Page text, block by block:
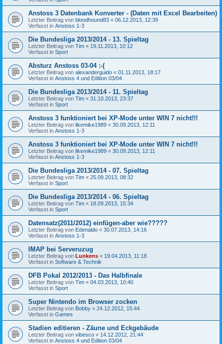
Anstoss 3 Datenbank Konverter - (Daten mit Excel Bearbeiten)
Letzter Beitrag von bloodhound83 « 06.12.2013, 12:39
Verfasst in Anstoss 1-3
Die Bundesliga 2013/2014 - 13. Spieltag
Letzter Beitrag von Tim « 19.11.2013, 10:12
Verfasst in Sport
Absturz Anstoss 03-04 :-(
Letzter Beitrag von alexanderguido « 01.11.2013, 18:17
Verfasst in Anstoss 4 und Edition 03/04
Die Bundesliga 2013/2014 - 11. Spieltag
Letzter Beitrag von Tim « 31.10.2013, 23:37
Verfasst in Sport
Anstoss 3 funktioniert bei XP-Mode unter WIN 7 nicht!!!
Letzter Beitrag von likemike1989 « 30.09.2013, 12:11
Verfasst in Anstoss 1-3
Anstoss 3 funktioniert bei XP-Mode unter WIN 7 nicht!!!
Letzter Beitrag von likemike1989 « 30.09.2013, 12:11
Verfasst in Anstoss 1-3
Die Bundesliga 2013/2014 - 07. Spieltag
Letzter Beitrag von Tim « 25.09.2013, 08:32
Verfasst in Sport
Die Bundesliga 2013/2014 - 06. Spieltag
Letzter Beitrag von Tim « 18.09.2013, 15:34
Verfasst in Sport
Datensatz(2011/2012) einfügen-aber wie?????
Letzter Beitrag von Edenaldo « 30.07.2013, 14:16
Verfasst in Anstoss 1-3
IMAP bei Serveruzug
Letzter Beitrag von Lunkens « 19.04.2013, 11:18
Verfasst in Software & Technik
DFB Pokal 2012/2013 - Das Halbfinale
Letzter Beitrag von Tim « 04.03.2013, 10:40
Verfasst in Sport
Super Nintendo im Browser zocken
Letzter Beitrag von Bobby « 24.12.2012, 15:44
Verfasst in Games
Stadien editieren - Zäune und Eckgebäude
Letzter Beitrag von vibesco « 14.12.2012, 21:44
Verfasst in Anstoss 4 und Edition 03/04